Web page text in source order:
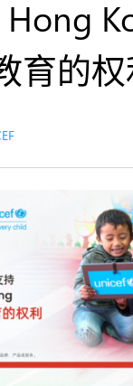
Hong
育的